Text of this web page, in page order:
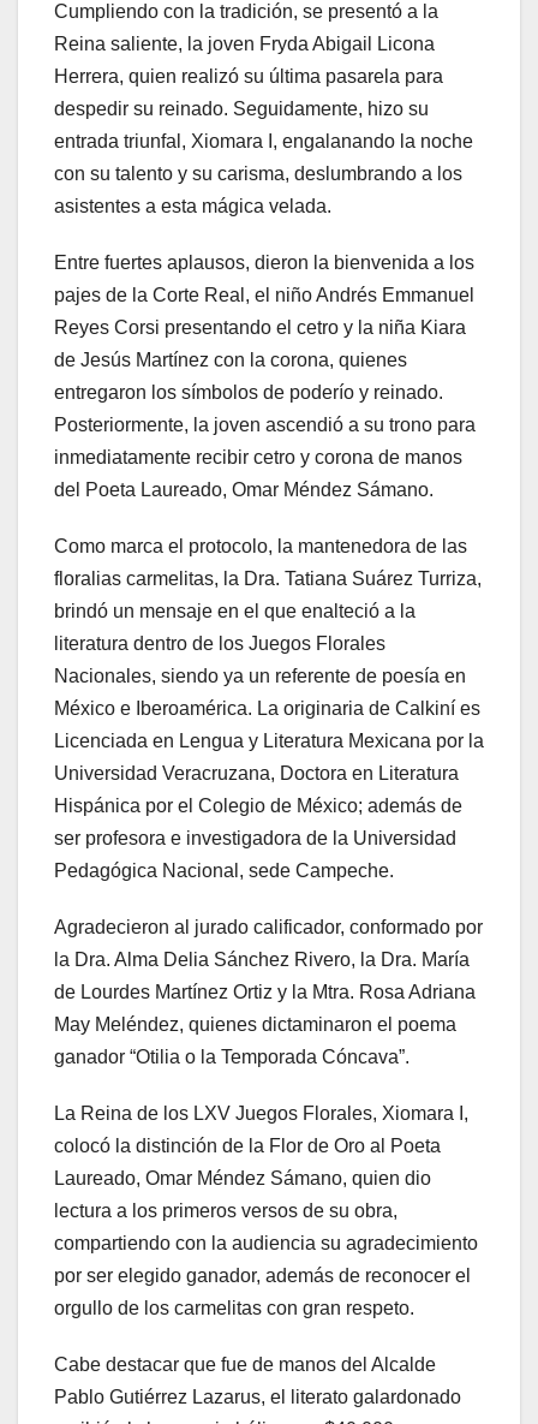
Cumpliendo con la tradición, se presentó a la
Reina saliente, la joven Fryda Abigail Licona
Herrera, quien realizó su última pasarela para
despedir su reinado. Seguidamente, hizo su
entrada triunfal, Xiomara I, engalanando la noche
con su talento y su carisma, deslumbrando a los
asistentes a esta mágica velada.
Entre fuertes aplausos, dieron la bienvenida a los
pajes de la Corte Real, el niño Andrés Emmanuel
Reyes Corsi presentando el cetro y la niña Kiara
de Jesús Martínez con la corona, quienes
entregaron los símbolos de poderío y reinado.
Posteriormente, la joven ascendió a su trono para
inmediatamente recibir cetro y corona de manos
del Poeta Laureado, Omar Méndez Sámano.
Como marca el protocolo, la mantenedora de las
floralias carmelitas, la Dra. Tatiana Suárez Turriza,
brindó un mensaje en el que enalteció a la
literatura dentro de los Juegos Florales
Nacionales, siendo ya un referente de poesía en
México e Iberoamérica. La originaria de Calkiní es
Licenciada en Lengua y Literatura Mexicana por la
Universidad Veracruzana, Doctora en Literatura
Hispánica por el Colegio de México; además de
ser profesora e investigadora de la Universidad
Pedagógica Nacional, sede Campeche.
Agradecieron al jurado calificador, conformado por
la Dra. Alma Delia Sánchez Rivero, la Dra. María
de Lourdes Martínez Ortiz y la Mtra. Rosa Adriana
May Meléndez, quienes dictaminaron el poema
ganador “Otilia o la Temporada Cóncava”.
La Reina de los LXV Juegos Florales, Xiomara I,
colocó la distinción de la Flor de Oro al Poeta
Laureado, Omar Méndez Sámano, quien dio
lectura a los primeros versos de su obra,
compartiendo con la audiencia su agradecimiento
por ser elegido ganador, además de reconocer el
orgullo de los carmelitas con gran respeto.
Cabe destacar que fue de manos del Alcalde
Pablo Gutiérrez Lazarus, el literato galardonado